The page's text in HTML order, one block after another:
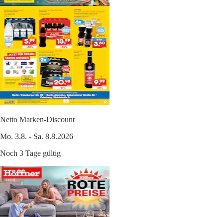
Netto Marken-Discount
Mo. 3.8. - Sa. 8.8.2026
Noch 3 Tage gültig